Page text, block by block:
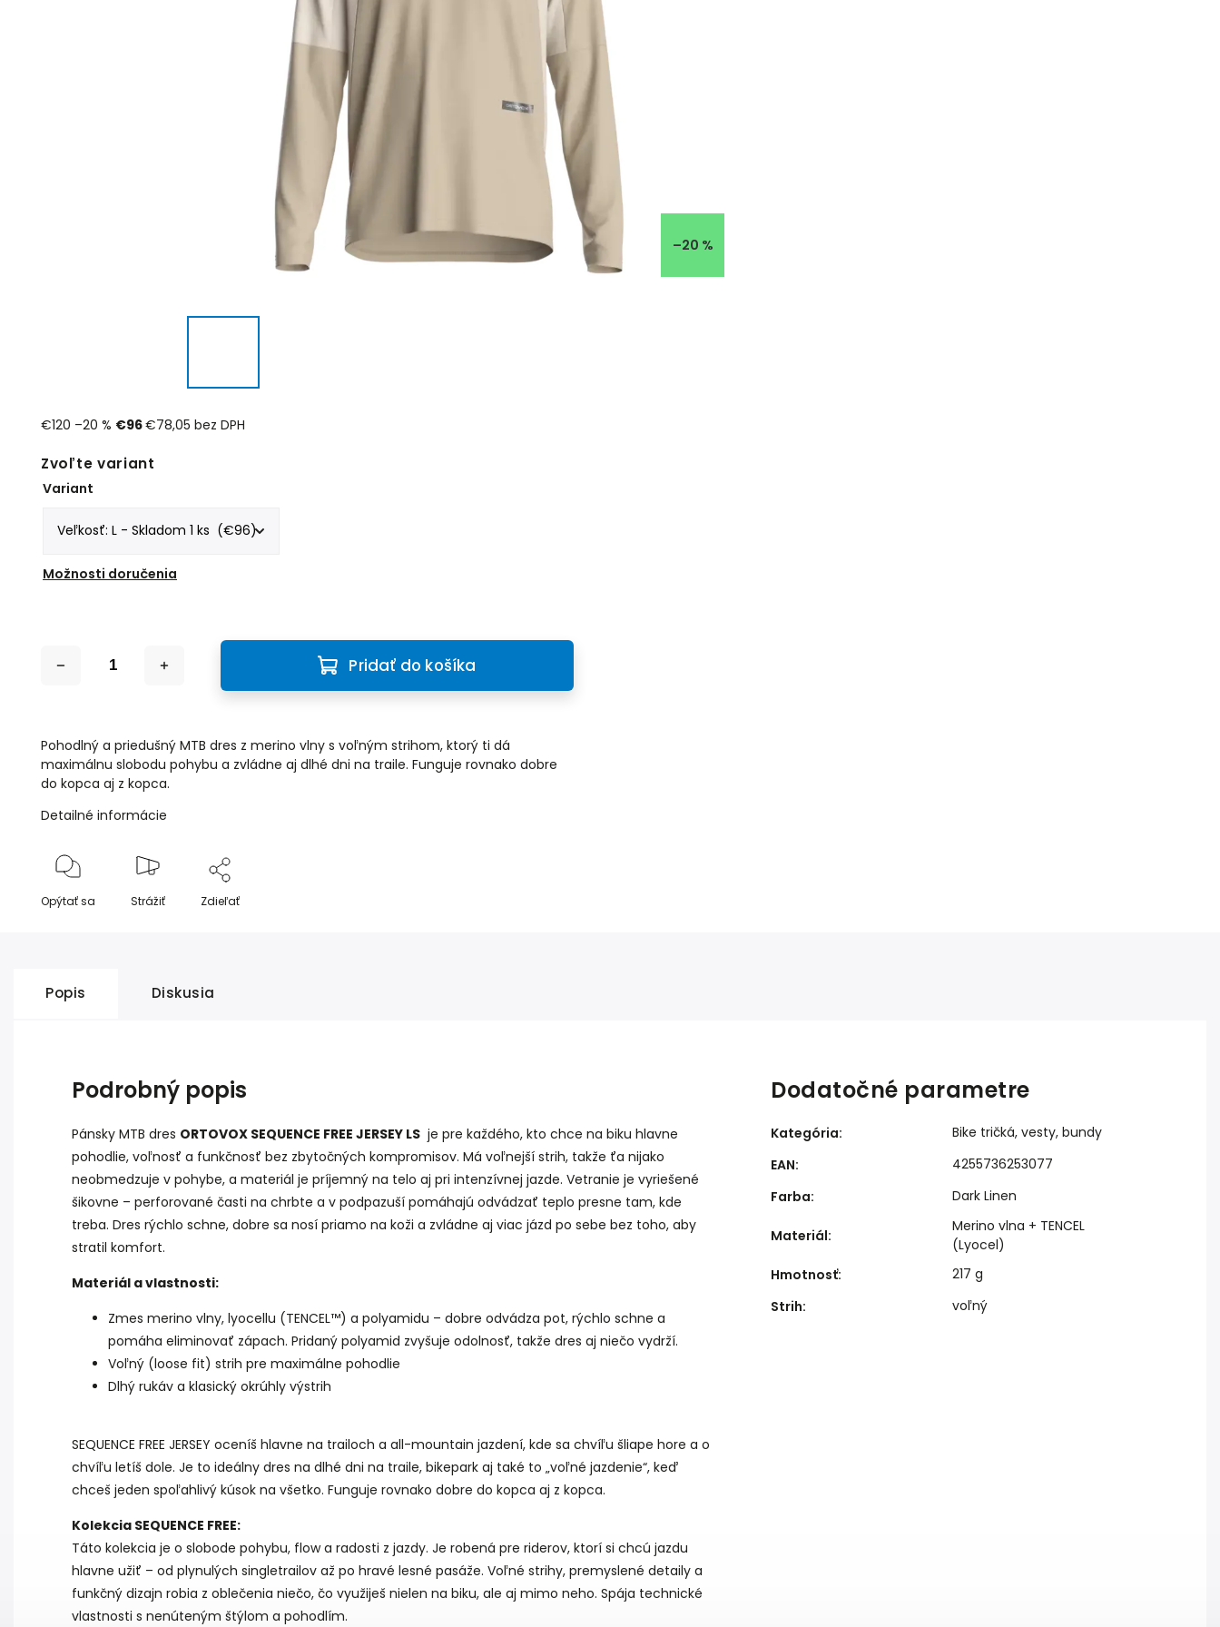
–20 %
€120 –20 % €96€78,05 bez DPH
Zvoľte variant
Variant
Možnosti doručenia
Pridať do košíka
Pohodlný a priedušný MTB dres z merino vlny s voľným strihom, ktorý ti dá
maximálnu slobodu pohybu a zvládne aj dlhé dni na traile. Funguje rovnako dobre
do kopca aj z kopca.
Detailné informácie
Opýtať sa Strážiť Zdieľať
Popis Diskusia
Podrobný popis
Pánsky MTB dres ORTOVOX SEQUENCE FREE JERSEY LS je pre každého, kto chce na biku hlavne
pohodlie, voľnosť a funkčnosť bez zbytočných kompromisov. Má voľnejší strih, takže ťa nijako
neobmedzuje v pohybe, a materiál je príjemný na telo aj pri intenzívnej jazde. Vetranie je vyriešené
šikovne – perforované časti na chrbte a v podpazuší pomáhajú odvádzať teplo presne tam, kde
treba. Dres rýchlo schne, dobre sa nosí priamo na koži a zvládne aj viac jázd po sebe bez toho, aby
stratil komfort.
Materiál a vlastnosti:
Zmes merino vlny, lyocellu (TENCEL™) a polyamidu – dobre odvádza pot, rýchlo schne a
pomáha eliminovať zápach. Pridaný polyamid zvyšuje odolnosť, takže dres aj niečo vydrží.
Voľný (loose fit) strih pre maximálne pohodlie
Dlhý rukáv a klasický okrúhly výstrih
SEQUENCE FREE JERSEY oceníš hlavne na trailoch a all-mountain jazdení, kde sa chvíľu šliape hore a o
chvíľu letíš dole. Je to ideálny dres na dlhé dni na traile, bikepark aj také to „voľné jazdenie“, keď
chceš jeden spoľahlivý kúsok na všetko. Funguje rovnako dobre do kopca aj z kopca.
Kolekcia SEQUENCE FREE:
Táto kolekcia je o slobode pohybu, flow a radosti z jazdy. Je robená pre riderov, ktorí si chcú jazdu
hlavne užiť – od plynulých singletrailov až po hravé lesné pasáže. Voľné strihy, premyslené detaily a
funkčný dizajn robia z oblečenia niečo, čo využiješ nielen na biku, ale aj mimo neho. Spája technické
vlastnosti s nenúteným štýlom a pohodlím.
Dodatočné parametre
Kategória:
Bike tričká, vesty, bundy
EAN:
4255736253077
Farba: Dark Linen
Materiál:
Merino vlna + TENCEL
(Lyocel)
Hmotnosť:
217 g
Strih: voľný